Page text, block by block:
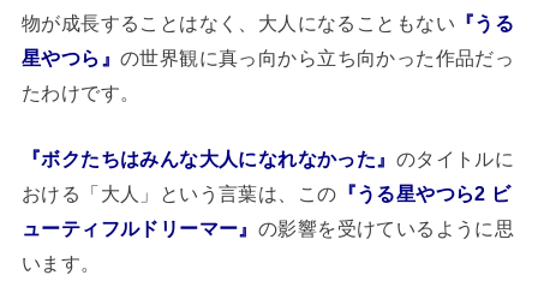
物が成長することはなく、大人になることもない 『うる
星やつら』 の世界観に真っ向から立ち向かった作品だっ
たわけです。
『ボクたちはみんな大人になれなかった』 のタイトルに
おける「大人」という言葉は、この 『うる星やつら2 ビ
ューティフルドリーマー』 の影響を受けているように思
います。